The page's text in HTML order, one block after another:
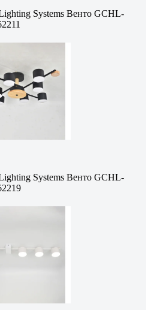
Systems Венто GCHL-
Systems Венто GCHL-